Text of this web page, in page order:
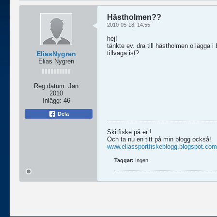
EliasNygren
Elias Nygren
Reg.datum: Jan
2010
Inlägg: 46
Dela
Hästholmen??
2010-05-18, 14:55
hej!
tänkte ev. dra till hästholmen o lägga
tillväga isf?
Skitfiske på er !
Och ta nu en titt på min blogg också!
www.eliassportfiskeblogg.blogspot.com
Taggar: Ingen